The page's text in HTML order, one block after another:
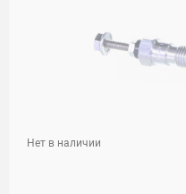
Нет в наличии